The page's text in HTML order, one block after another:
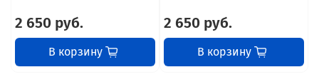
2 650 руб.
В корзину
2 650 руб.
В корзину